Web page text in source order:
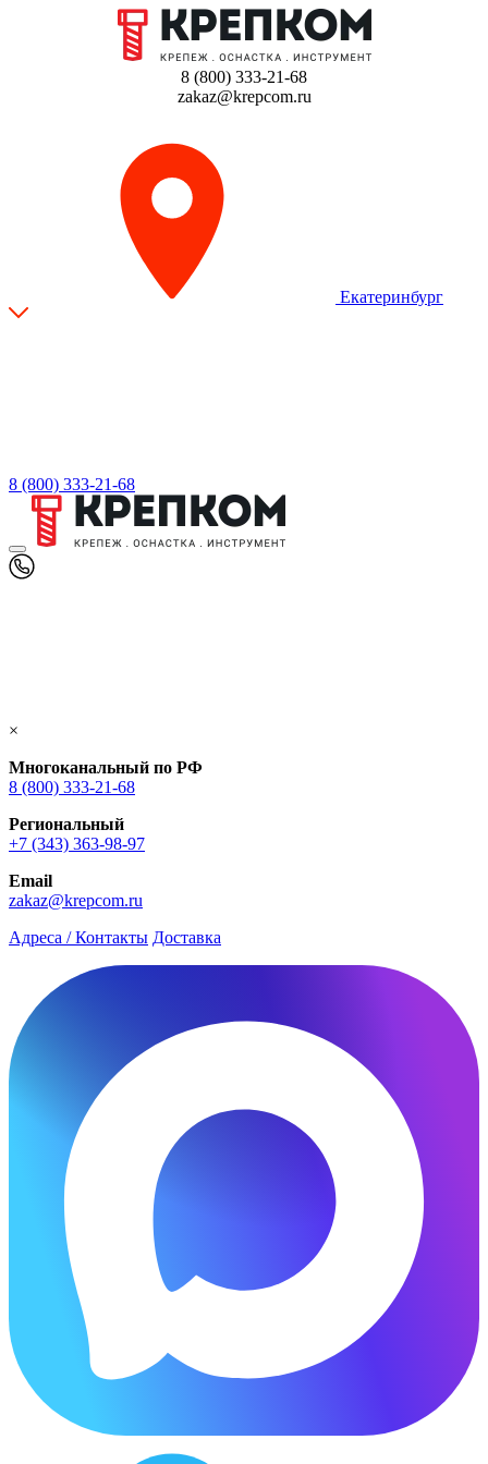
8 (800) 333-21-68
zakaz@krepcom.ru
Екатеринбург
8 (800) 333-21-68
×
Многоканальный по РФ
8 (800) 333‑21-68
Региональный
+7 (343) 363-98-97
Email
zakaz@krepcom.ru
Адреса / Контакты Доставка